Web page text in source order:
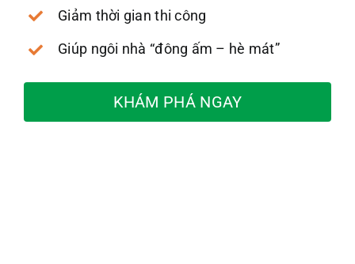
Giảm thời gian thi công
Giúp ngôi nhà “đông ấm – hè mát”
KHÁM PHÁ NGAY